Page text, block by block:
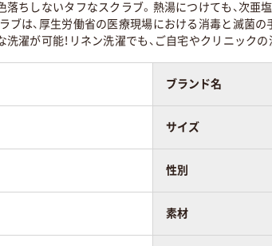
プリン（ポ
65%、綿
スクラブポプリン(ポ
リエステル65%･綿
35%)
ストレ
ル(ポリ
100%)
落ちしないタフなスクラブ。熱湯につけても、次
ブは、厚生労働省の医療現場における消毒と滅菌
洗濯が可能！リネン洗濯でも、ご自宅やクリニック
ブランド名
サイズ
性別
素材